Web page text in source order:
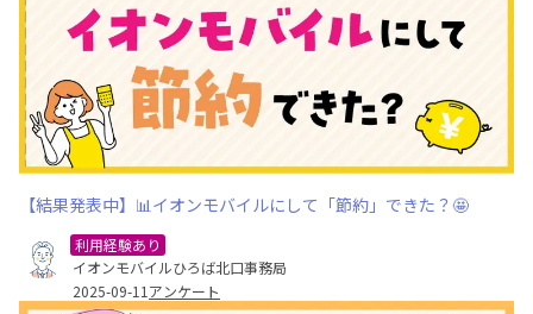
【結果発表中】📊イオンモバイルにして「節約」できた？🤩
利用経験あり
イオンモバイルひろば北口事務局
2025-09-11 アンケート